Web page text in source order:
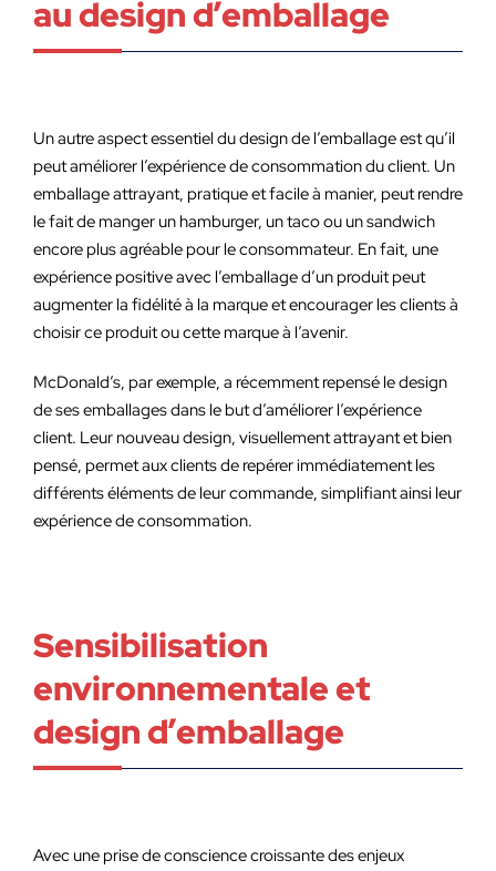
au design d’emballage
Un autre aspect essentiel du design de l’emballage est qu’il
peut améliorer l’expérience de consommation du client. Un
emballage attrayant, pratique et facile à manier, peut rendre
le fait de manger un hamburger, un taco ou un sandwich
encore plus agréable pour le consommateur. En fait, une
expérience positive avec l’emballage d’un produit peut
augmenter la fidélité à la marque et encourager les clients à
choisir ce produit ou cette marque à l’avenir.
McDonald’s, par exemple, a récemment repensé le design
de ses emballages dans le but d’améliorer l’expérience
client. Leur nouveau design, visuellement attrayant et bien
pensé, permet aux clients de repérer immédiatement les
différents éléments de leur commande, simplifiant ainsi leur
expérience de consommation.
Sensibilisation
environnementale et
design d’emballage
Avec une prise de conscience croissante des enjeux